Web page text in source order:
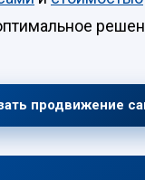
продвижение